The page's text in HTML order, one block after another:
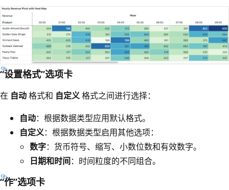
“设置格式”选项卡
在 自动格式和 自定义格式之间进行选择：
自动：根据数据类型应用默认格式。
自定义：根据数据类型启用其他选项：
数字：货币符号、缩写、小数位数和有效数字。
日期和时间：时间粒度的不同组合。
“作”选项卡